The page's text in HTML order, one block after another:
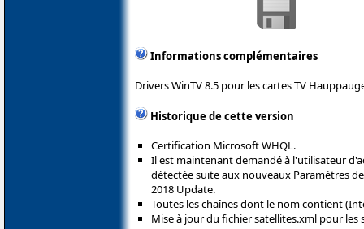
Informations complémentaires
Drivers WinTV 8.5 pour les cartes TV
Historique de cette version
Certification Microsoft WHQL.
Il est maintenant demandé à l'utilisateur
détectée suite aux nouveaux Paramètres
2018 Update.
Toutes les chaînes dont le nom contient
Mise à jour du fichier satellites.xml pour les